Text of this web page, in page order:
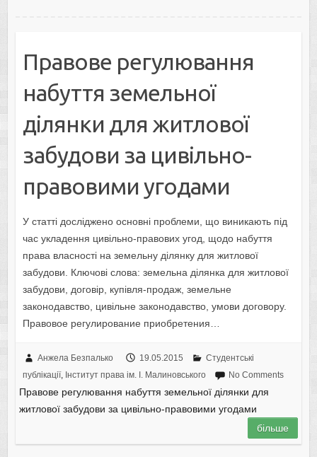
Правове регулювання
набуття земельної
ділянки для житлової
забудови за цивільно-
правовими угодами
У статті досліджено основні проблеми, що виникають під
час укладення цивільно-правових угод, щодо набуття
права власності на земельну ділянку для житлової
забудови. Ключові слова: земельна ділянка для житлової
забудови, договір, купівля-продаж, земельне
законодавство, цивільне законодавство, умови договору.
Правовое регулирование приобретения…
Анжела Безпалько 19.05.2015
Студентські
публікації, Інститут права ім. І. Малиновського No Comments
Правове регулювання набуття земельної ділянки для
житлової забудови за цивільно-правовими угодами
більше